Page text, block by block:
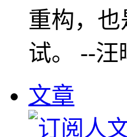
重构，
试。 --
文章